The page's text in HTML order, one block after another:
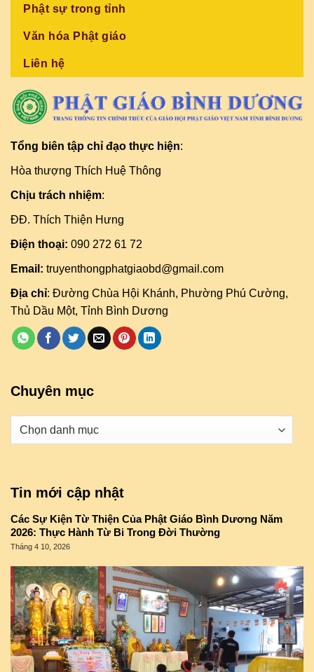
Phật sự trong tỉnh
Văn hóa Phật giáo
Liên hệ
Tổng biên tập chỉ đạo thực hiện:
Hòa thượng Thích Huệ Thông
Chịu trách nhiệm:
ĐĐ. Thích Thiện Hưng
Điện thoại: 090 272 61 72
Email: truyenthongphatgiaobd@gmail.com
Địa chỉ: Đường Chùa Hội Khánh, Phường Phú Cường,
Thủ Dầu Một, Tỉnh Bình Dương
Chuyên mục
Danh
Tin mới cập nhật
Các Sự Kiện Từ Thiện Của Phật Giáo Bình Dương Năm
2026: Thực Hành Từ Bi Trong Đời Thường
Tháng 4 10, 2026